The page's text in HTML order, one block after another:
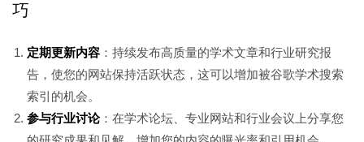
巧
定期更新内容 ：持续发布高质量的学术文章和行业研究报
告，使您的网站保持活跃状态，这可以增加被谷歌学术搜索
索引的机会。
参与行业讨论：在学术论坛、专业网站和行业会议上分享您